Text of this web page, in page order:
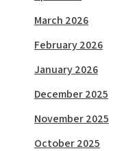
March 2026
February 2026
January 2026
December 2025
November 2025
October 2025